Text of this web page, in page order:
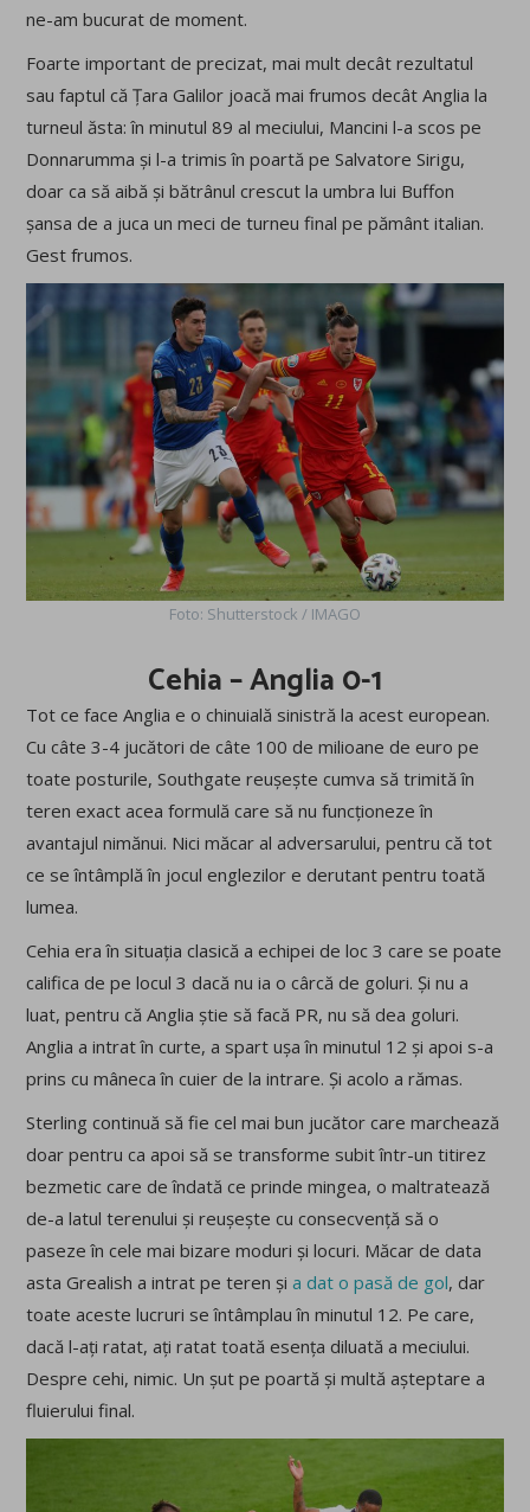
ne-am bucurat de moment.
Foarte important de precizat, mai mult decât rezultatul
sau faptul că Țara Galilor joacă mai frumos decât Anglia la
turneul ăsta: în minutul 89 al meciului, Mancini l-a scos pe
Donnarumma și l-a trimis în poartă pe Salvatore Sirigu,
doar ca să aibă și bătrânul crescut la umbra lui Buffon
șansa de a juca un meci de turneu final pe pământ italian.
Gest frumos.
Foto: Shutterstock / IMAGO
Cehia – Anglia 0-1
Tot ce face Anglia e o chinuială sinistră la acest european.
Cu câte 3-4 jucători de câte 100 de milioane de euro pe
toate posturile, Southgate reușește cumva să trimită în
teren exact acea formulă care să nu funcționeze în
avantajul nimănui. Nici măcar al adversarului, pentru că tot
ce se întâmplă în jocul englezilor e derutant pentru toată
lumea.
Cehia era în situația clasică a echipei de loc 3 care se poate
califica de pe locul 3 dacă nu ia o cârcă de goluri. Și nu a
luat, pentru că Anglia știe să facă PR, nu să dea goluri.
Anglia a intrat în curte, a spart ușa în minutul 12 și apoi s-a
prins cu mâneca în cuier de la intrare. Și acolo a rămas.
Sterling continuă să fie cel mai bun jucător care marchează
doar pentru ca apoi să se transforme subit într-un titirez
bezmetic care de îndată ce prinde mingea, o maltratează
de-a latul terenului și reușește cu consecvență să o
paseze în cele mai bizare moduri și locuri. Măcar de data
asta Grealish a intrat pe teren șia dat o pasă de gol, dar
toate aceste lucruri se întâmplau în minutul 12. Pe care,
dacă l-ați ratat, ați ratat toată esența diluată a meciului.
Despre cehi, nimic. Un șut pe poartă și multă așteptare a
fluierului final.